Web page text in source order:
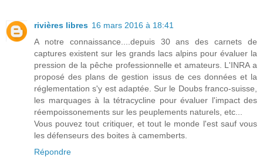
rivières libres 16 mars 2016 à 18:41
A notre connaissance....depuis 30 ans des carnets de
captures existent sur les grands lacs alpins pour évaluer la
pression de la pêche professionnelle et amateurs. L'INRA a
proposé des plans de gestion issus de ces données et la
réglementation s'y est adaptée. Sur le Doubs franco-suisse,
les marquages à la tétracycline pour évaluer l'impact des
réempoissonements sur les peuplements naturels, etc...
Vous pouvez tout critiquer, et tout le monde l'est sauf vous
les défenseurs des boites à camemberts.
Répondre